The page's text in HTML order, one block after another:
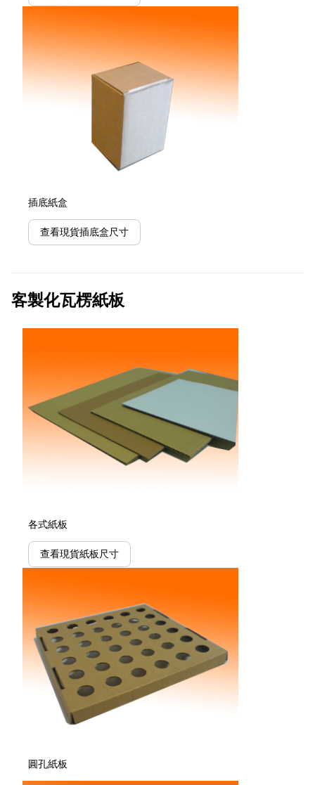
插底紙盒
查看現貨插底盒尺寸
客製化瓦楞紙板
各式紙板
查看現貨紙板尺寸
圓孔紙板